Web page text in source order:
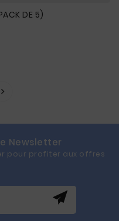
DE 5)
Newsletter
pour profiter aux offres